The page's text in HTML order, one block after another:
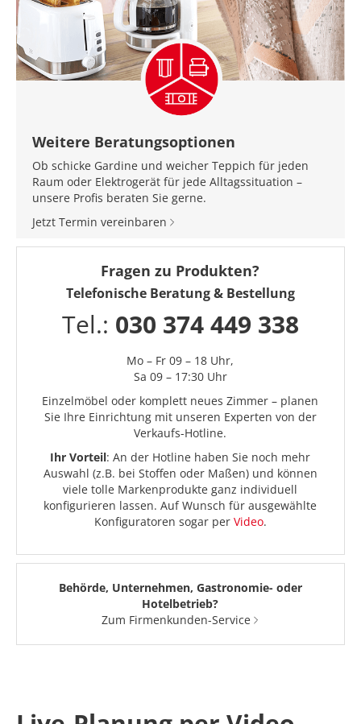
Weitere Beratungsoptionen
Ob schicke Gardine und weicher Teppich für jeden
Raum oder Elektrogerät für jede Alltagssituation –
unsere Profis beraten Sie gerne.
Jetzt Termin vereinbaren
Fragen zu Produkten?
Telefonische Beratung & Bestellung
Tel.: 030 374 449 338
Mo – Fr 09 – 18 Uhr,
Sa 09 – 17:30 Uhr
Einzelmöbel oder komplett neues Zimmer – planen
Sie Ihre Einrichtung mit unseren Experten von der
Verkaufs-Hotline.
Ihr Vorteil: An der Hotline haben Sie noch mehr
Auswahl (z.B. bei Stoffen oder Maßen) und können
viele tolle Markenprodukte ganz individuell
konfigurieren lassen. Auf Wunsch für ausgewählte
Konfiguratoren sogar per Video.
Behörde, Unternehmen, Gastronomie- oder
Hotelbetrieb?
Zum Firmenkunden-Service